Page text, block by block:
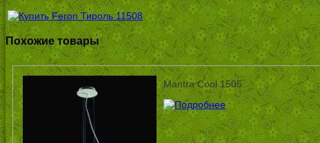
Похожие товары
Mantra Cool 1505